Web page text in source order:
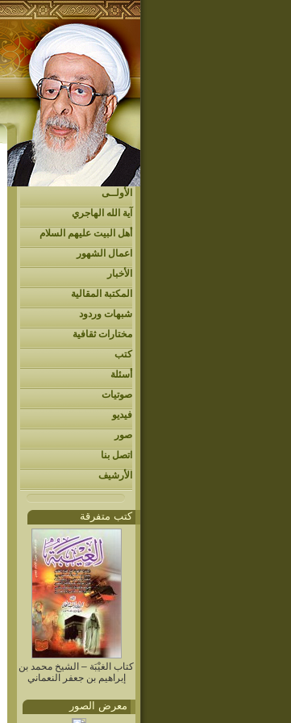
الأولــى
آية الله الهاجري
أهل البيت عليهم السلام
اعمال الشهور
الأخبار
المكتبة المقالية
شبهات وردود
مختارات ثقافية
كتب
أسئلة
صوتيات
فيديو
صور
اتصل بنا
الأرشيف
كتب متفرقة
كتاب الغيْبَة – الشيخ محمد بن
إبراهيم بن جعفر النعماني
معرض الصور